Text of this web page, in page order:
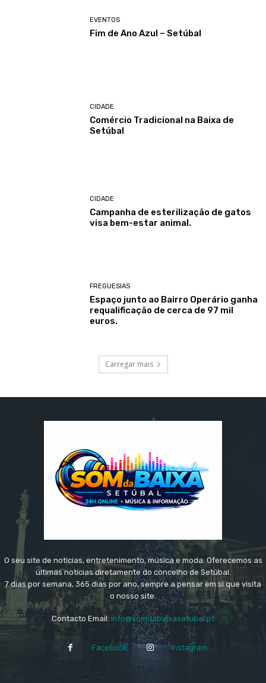
EVENTOS
Fim de Ano Azul – Setúbal
CIDADE
Comércio Tradicional na Baixa de
Setúbal
CIDADE
Campanha de esterilização de gatos
visa bem-estar animal.
FREGUESIAS
Espaço junto ao Bairro Operário ganha
requalificação de cerca de 97 mil
euros.
Carregar mais
O seu site de notícias, entretenimento, música e moda. Oferecemos as
últimas notícias diretamente do concelho de Setúbal.
7 dias por semana, 365 dias por ano, sempre a pensar em si que visita
o nosso site.
Contacto Email: info@somdabaixasetubal.pt
Facebook Instagram